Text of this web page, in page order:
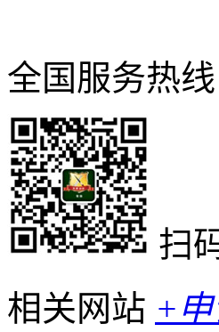
全国服务热线
扫
相关网站 +